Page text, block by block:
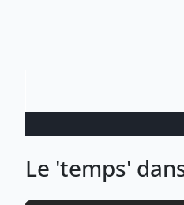
Le 'temps'